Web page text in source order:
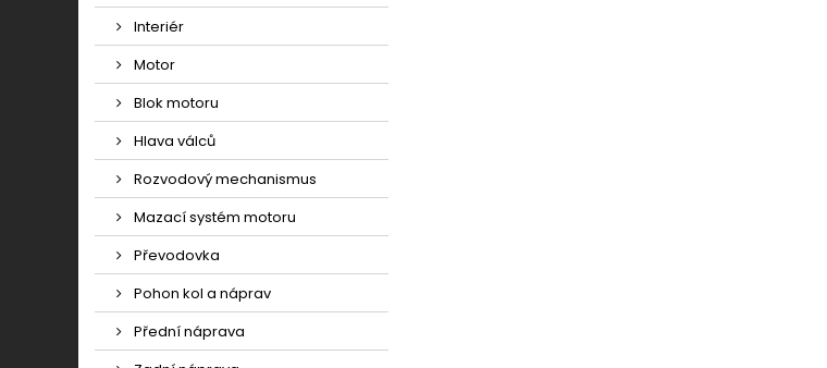
Interiér
Motor
Blok motoru
Hlava válců
Rozvodový mechanismus
Mazací systém motoru
Převodovka
Pohon kol a náprav
Přední náprava